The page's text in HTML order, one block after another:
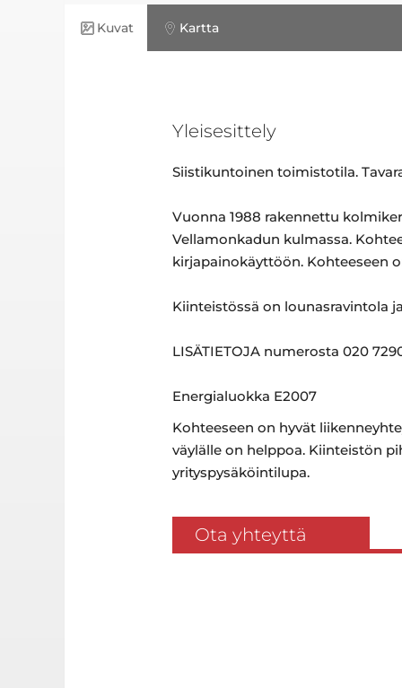
Kuvat Kartta
Yleisesittely
Siistikuntoinen toimistotila.
Vuonna 1988 rakennettu
Vellamonkadun kulmassa.
kirjapainokäyttöön. Kohteeseen
Kiinteistössä on lounasravintola
LISÄTIETOJA numerosta 020
Energialuokka E2007
Kohteeseen on hyvät
väylälle on helppoa. Kiinteistön
yrityspysäköintilupa.
Ota yhteyttä